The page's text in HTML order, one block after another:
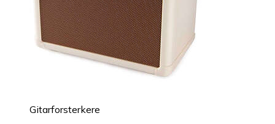
Gitarforsterkere